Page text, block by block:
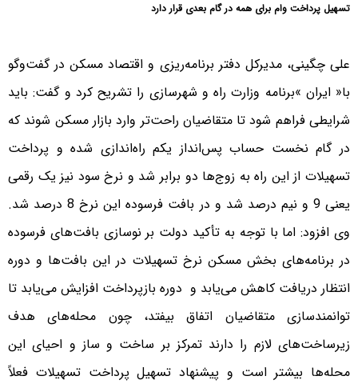
تسهیل پرداخت وام برای همه در گام بعدی قرار دارد
علی چگینی، مدیرکل دفتر برنامه‌ریزی و اقتصاد مسکن در گفت‌و‌گو
با« ایران »برنامه وزارت راه و شهرسازی را تشریح کرد و گفت: باید
شرایطی فراهم شود تا متقاضیان راحت‌تر وارد بازار مسکن شوند که
در گام نخست حساب پس‌انداز یکم راه‌اندازی شده و پرداخت
تسهیلات از این راه به زوج‌ها دو برابر شد و نرخ سود نیز یک رقمی
یعنی 9 و نیم درصد شد و در بافت فرسوده این نرخ 8 درصد شد.
وی افزود: اما با توجه به تأکید دولت بر نوسازی بافت‌های فرسوده
در برنامه‌های بخش مسکن نرخ تسهیلات در این بافت‌ها و دوره
انتظار دریافت کاهش می‌یابد و دوره بازپرداخت افزایش می‌یابد تا
توانمندسازی متقاضیان اتفاق بیفتد، چون محله‌های هدف
زیرساخت‌های لازم را دارند تمرکز بر ساخت و ساز و احیای این
محله‌ها بیشتر است و پیشنهاد تسهیل پرداخت تسهیلات فعلاً